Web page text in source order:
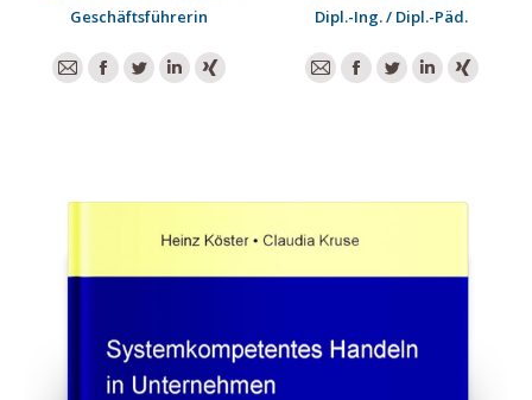
Geschäftsführerin
E-
Facebook
TwitterLinkedinXING
Dipl.-Ing. / Dipl.-Päd.
E-
Facebook
TwitterLinkedinXING